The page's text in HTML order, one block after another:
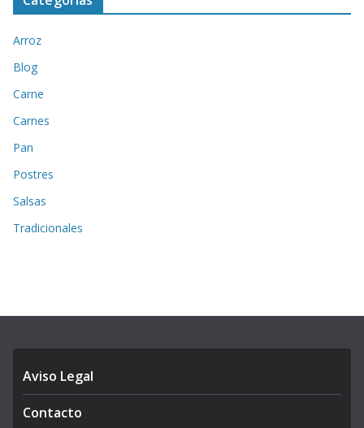
Arroz
Blog
Carne
Carnes
Pan
Postres
Salsas
Tradicionales
Aviso Legal
Contacto